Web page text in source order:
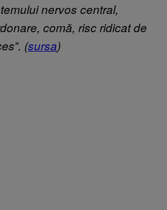
nervos central,
comă, risc ridicat de
(sursa)